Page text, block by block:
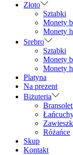
Złoto
Sztabki
Monety
Monety
Srebro
Sztabki
Monety
Monety
Platyna
Na prezent
Biżuteria
Różańce
Skup
Kontakt